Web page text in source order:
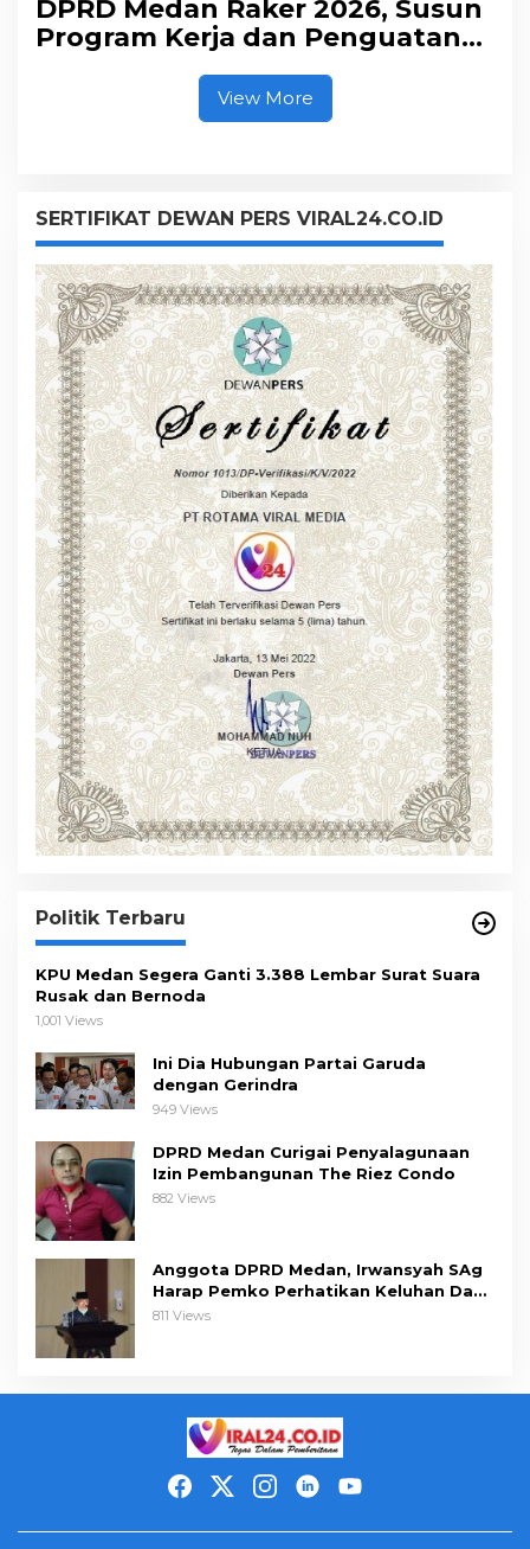
DPRD Medan Raker 2026, Susun
Program Kerja dan Penguatan
View More
SERTIFIKAT DEWAN PERS VIRAL24.CO.ID
Politik Terbaru
KPU Medan Segera Ganti 3.388 Lembar Surat Suara
Rusak dan Bernoda
1,001 Views
Ini Dia Hubungan Partai Garuda
dengan Gerindra
949 Views
DPRD Medan Curigai Penyalagunaan
Izin Pembangunan The Riez Condo
882 Views
Anggota DPRD Medan, Irwansyah SAg
Harap Pemko Perhatikan Keluhan Dapil
III
811 Views